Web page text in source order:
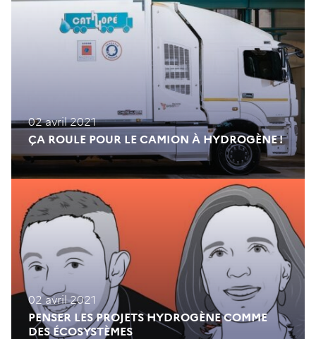
ÇA ROULE POUR LE CAMION À HYDROGÈNE !
02 avril 2021
PENSER LES PROJETS HYDROGÈNE COMME
DES ÉCOSYSTÈMES
02 avril 2021